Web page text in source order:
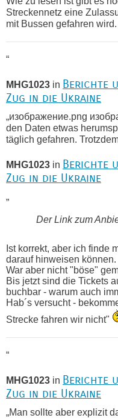
Streckennetz eine
mit Bussen gefahren wird.
“
MHG1023 in Berichte
Zug in die Ukraine
„изображение.png
den Daten etwas
täglich gefahren.
MHG1023 in Berichte
Zug in die Ukraine
„
Der Link zum
Ist korrekt, aber ich finde
darauf hinweisen können.
War aber nicht "böse"
Bis jetzt sind die Tickets
buchbar - warum auch
Hab´s versucht -
Strecke fahren wir nicht"
“
MHG1023 in Berichte
Zug in die Ukraine
„Man sollte aber explizit